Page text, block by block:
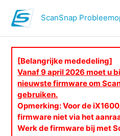
ScanSnap
[Belangrijke mededeling]
Vanaf 9 april 2026 moet u
nieuwste firmware om
gebruiken.
Opmerking: Voor de
firmware niet via het
Werk de firmware bij met